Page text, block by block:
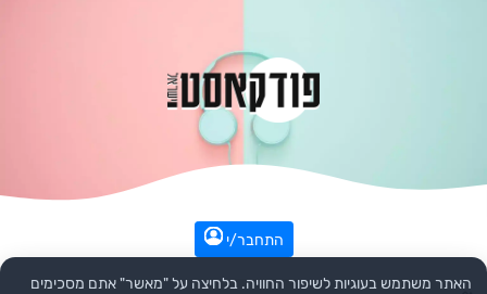
התחבר/י
האתר משתמש בעוגיות לשיפור החוויה. בלחיצה על "מאשר" אתם מסכימים